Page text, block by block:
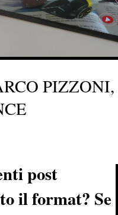
post
il format? Se